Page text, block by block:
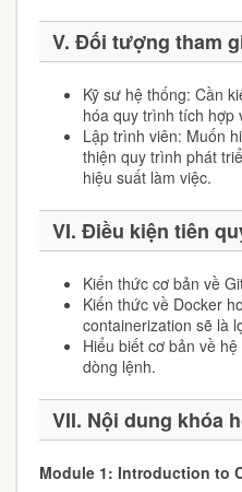
V. Đối tượng tham
Kỹ sư hệ thống: Cần
hóa quy trình tích hợp
Lập trình viên: Muốn
thiện quy trình phát
hiệu suất làm việc.
VI. Điều kiện tiên
Kiến thức cơ bản về
Kiến thức về Docker
containerization sẽ là
Hiểu biết cơ bản về
dòng lệnh.
VII. Nội dung khóa
Module 1: Introduction to